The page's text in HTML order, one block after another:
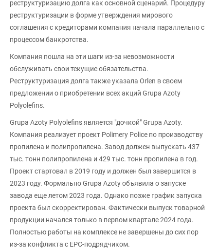
реструктуризацию долга как основной сценарий. Процедуру
реструктуризации в форме утверждения мирового
соглашения с кредиторами компания начала параллельно с
процессом банкротства.
Компания пошла на эти шаги из-за невозможности
обслуживать свои текущие обязательства.
Реструктуризация долга также указала Orlen в своем
предложении о приобретении всех акций Grupa Azoty
Polyolefins.
Grupa Azoty Polyolefins является "дочкой" Grupa Azoty.
Компания реализует проект Polimery Police по производству
пропилена и полипропилена. Завод должен выпускать 437
тыс. тонн полипропилена и 429 тыс. тонн пропилена в год.
Проект стартовал в 2019 году и должен был завершится в
2023 году. Формально Grupa Azoty объявила о запуске
завода еще летом 2023 года. Однако позже график запуска
проекта был скорректирован. Фактически выпуск товарной
продукции начался только в первом квартале 2024 года.
Полностью работы на комплексе не завершены до сих пор
из-за конфликта с EPC-подрядчиком.